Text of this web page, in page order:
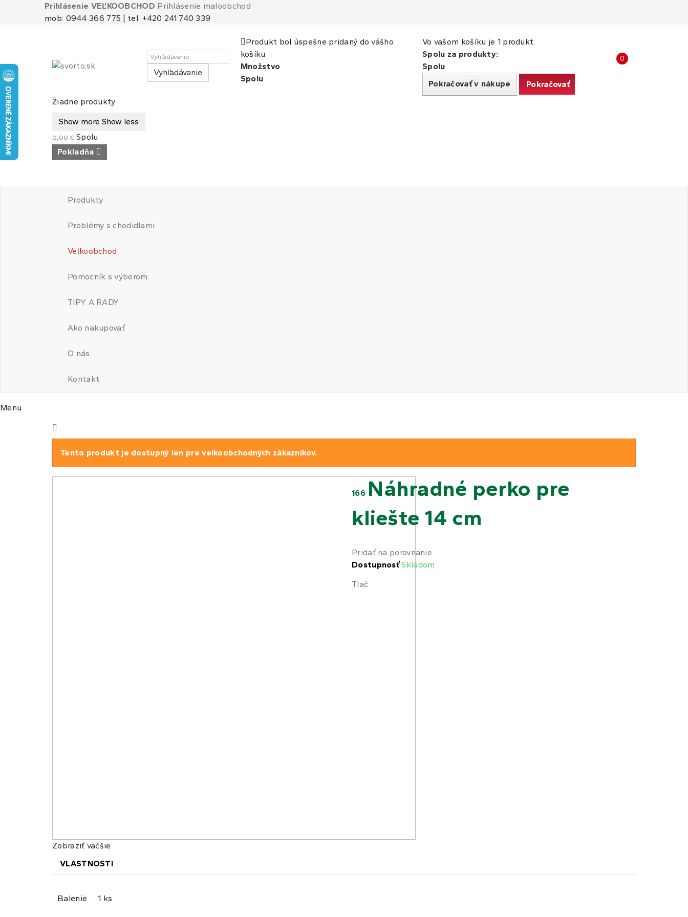
Prihlásenie VEĽKOOBCHOD Prihlásenie maloobchod
mob: 0944 366 775 | tel: +420 241 740 339
Vyhľadávanie
Košík
(prázdny)
Žiadne produkty
Show more Show less
0,00 € Spolu
Pokladňa
Produkt bol úspešne pridaný do vášho
košíku
Množstvo
Spolu
Vo vašom košíku je 1 produkt.
Spolu za produkty:
Spolu
Pokračovať v nákupe
Pokračovať
Porovnat
0
Produkty
Problémy s chodidlami
Veľkoobchod
Pomocník s výberom
TIPY A RADY
Ako nakupovať
O nás
Kontakt
Menu
Tento produkt je dostupný len pre veľkoobchodných zákazníkov.
Zobraziť väčšie
166 Náhradné perko pre
kliešte 14 cm
Pridať na porovnanie
Dostupnosť Skladom
Tlač
VLASTNOSTI
Balenie 1 ks